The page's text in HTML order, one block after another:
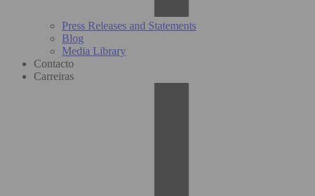
Press Releases and Statements
Blog
Media Library
Contacto
Carreiras